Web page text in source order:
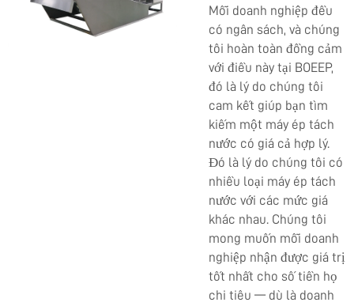
Mỗi doanh nghiệp đều
có ngân sách, và chúng
tôi hoàn toàn đồng cảm
với điều này tại BOEEP,
đó là lý do chúng tôi
cam kết giúp bạn tìm
kiếm một máy ép tách
nước có giá cả hợp lý.
Đó là lý do chúng tôi có
nhiều loại máy ép tách
nước với các mức giá
khác nhau. Chúng tôi
mong muốn mỗi doanh
nghiệp nhận được giá trị
tốt nhất cho số tiền họ
chi tiêu — dù là doanh